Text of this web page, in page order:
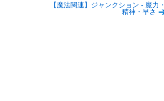
【魔法関連】ジャンクション - 魔力・
精神・早さ